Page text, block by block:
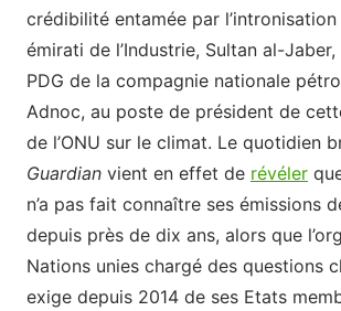
crédibilité entamée par
émirati de l’Industrie, Sultan al-
PDG de la compagnie nationale
Adnoc, au poste de président de
de l’ONU sur le climat. Le quotidien
Guardian vient en effet de révéler
n’a pas fait connaître ses émissions
depuis près de dix ans, alors que
Nations unies chargé des questions
exige depuis 2014 de ses Etats